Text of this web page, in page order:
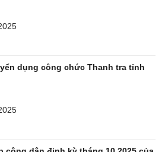
dụng công chức Thanh tra tỉnh